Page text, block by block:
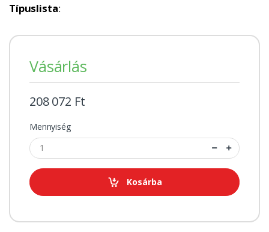
Típuslista:
Vásárlás
208 072 Ft
Mennyiség
Kosárba